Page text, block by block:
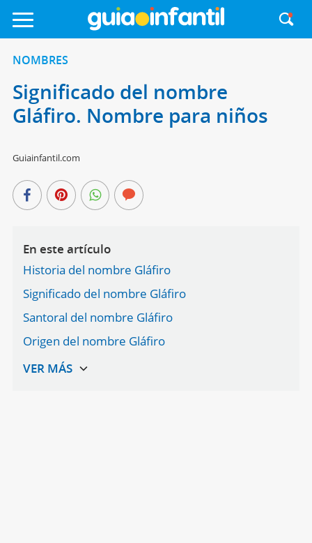
NOMBRES
Significado del nombre
Gláfiro. Nombre para niños
Guiainfantil.com
En este artículo
Historia del nombre Gláfiro
Significado del nombre Gláfiro
Santoral del nombre Gláfiro
Origen del nombre Gláfiro